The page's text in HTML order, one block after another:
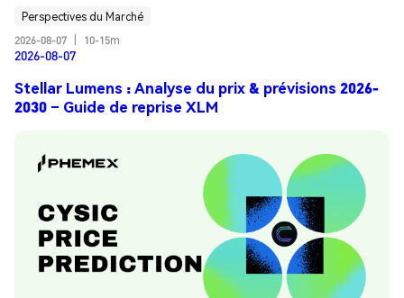
Perspectives du Marché
2026-08-07
10-15m
2026-08-07
Stellar Lumens : Analyse du prix & prévisions 2026-
2030 – Guide de reprise XLM